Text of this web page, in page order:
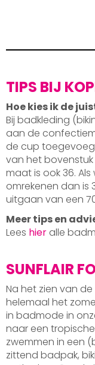
TIPS BIJ
Hoe kies ik de
Bij badkleding
aan de
de cup
van het
maat is ook 36.
omrekenen dan is
uitgaan van een
Meer tips en
Lees hier alle
SUNFLAIR
Na het zien van
helemaal het
in badmode in
naar een
zwemmen in een
zittend badpak,